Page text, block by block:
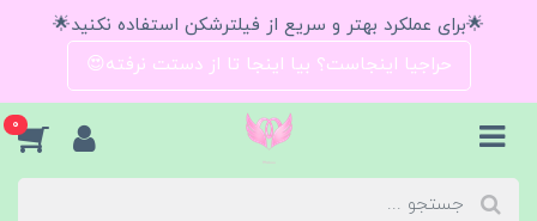
🌟برای عملکرد بهتر و سریع از فیلترشکن استفاده نکنید🌟
حراجیا اینجاست؟ بیا اینجا تا از دستت نرفته😍
0